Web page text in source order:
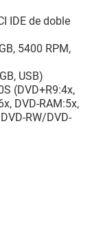
IDE de doble
5400 RPM,
USB)
(DVD+R9:4x,
DVD-RAM:5x,
RW/DVD-